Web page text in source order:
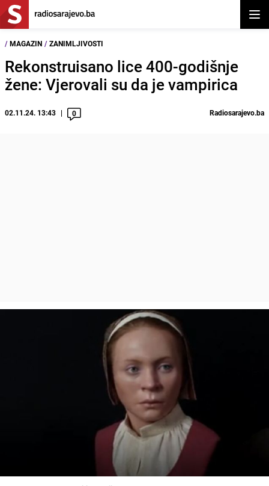
/ MAGAZIN / ZANIMLJIVOSTI
Rekonstruisano lice 400-godišnje
žene: Vjerovali su da je vampirica
02.11.24. 13:43 0 Radiosarajevo.ba